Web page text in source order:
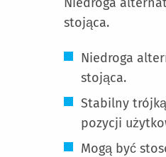
stojąca.
Niedroga
stojąca.
Stabilny
pozycji
Mogą być